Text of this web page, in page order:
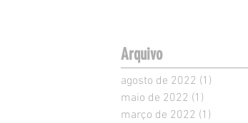
Arquivo
agosto de 2022 (1)
maio de 2022 (1)
março de 2022 (1)